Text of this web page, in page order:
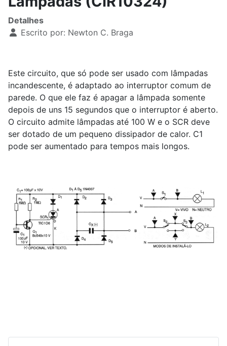
Detalhes
Escrito por: Newton C. Braga
Este circuito, que só pode ser usado com lâmpadas
incandescente, é adaptado ao interruptor comum de
parede. O que ele faz é apagar a lâmpada somente
depois de uns 15 segundos que o interruptor é aberto.
O circuito admite lâmpadas até 100 W e o SCR deve
ser dotado de um pequeno dissipador de calor. C1
pode ser aumentado para tempos mais longos.